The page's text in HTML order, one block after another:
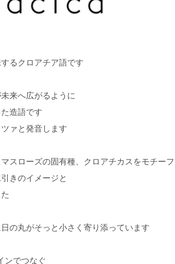
るクロアチア語です
来へ広がるように
造語です
ァと発音します
スローズの固有種、クロアチカスをモチー
きのイメージと
の丸がそっと小さく寄り添っています
ンでつなぐ